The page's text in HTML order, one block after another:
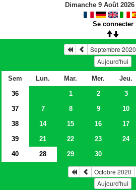
Dimanche 9 Août 2026
Se connecter
Septembre 2020
Aujourd'hui
Sem Lun. Mar. Mer. Jeu.
36
1 2 3
37
7 8 9 10
38
14 15 16 17
39
21 22 23 24
40
28 29 30
Octobre 2020
Aujourd'hui